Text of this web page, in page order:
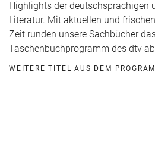
Highlights der deutschsprachigen
Literatur. Mit aktuellen und
Zeit runden unsere Sachbücher
Taschenbuchprogramm des dtv
WEITERE TITEL AUS DEM